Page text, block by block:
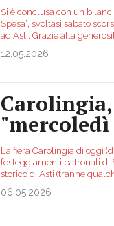
Si è conclusa con un
Spesa”, svoltasi sabato
ad Asti. Grazie alla
12.05.2026
La fiera Carolingia di oggi
festeggiamenti patronali di
storico di Asti (tranne
06.05.2026